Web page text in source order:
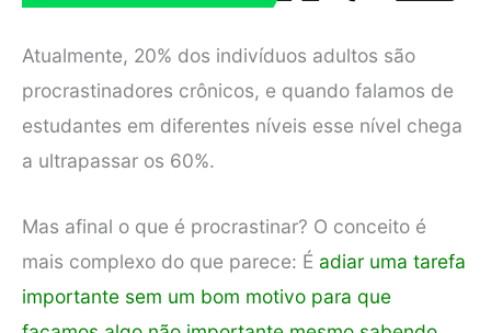
Atualmente, 20% dos indivíduos adultos são
procrastinadores crônicos, e quando falamos de
estudantes em diferentes níveis esse nível chega
a ultrapassar os 60%.
Mas afinal o que é procrastinar? O conceito é
mais complexo do que parece: É adiar uma tarefa
importante sem um bom motivo para que